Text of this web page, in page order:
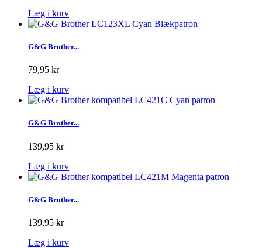
Læg i kurv
G&G Brother...
79,95 kr
Læg i kurv
G&G Brother...
139,95 kr
Læg i kurv
G&G Brother...
139,95 kr
Læg i kurv